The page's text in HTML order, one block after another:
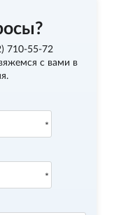
710-55-72
с вами в